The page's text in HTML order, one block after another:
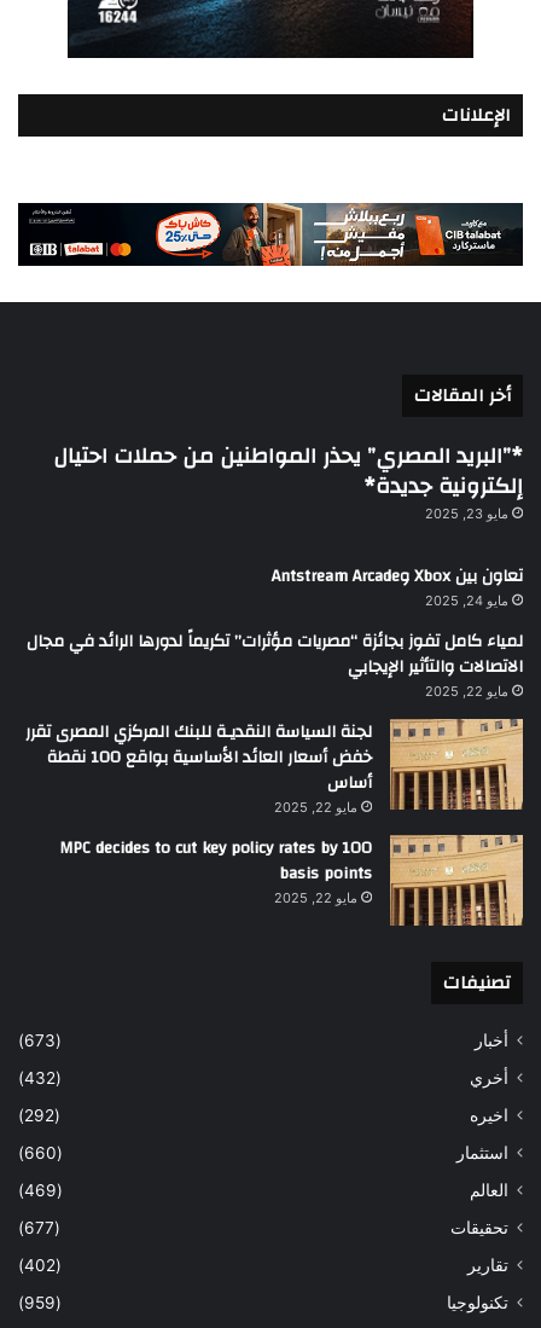
الإعلانات
أخر المقالات
*”البريد المصري” يحذر المواطنين من حملات احتيال
إلكترونية جديدة*
مايو 23, 2025
تعاون بين Xbox وAntstream Arcade
مايو 24, 2025
لمياء كامل تفوز بجائزة “مصريات مؤثرات” تكريماً لدورها الرائد في مجال
الاتصالات والتأثير الإيجابي
مايو 22, 2025
لجنة السياسة النقديـة للبنك المركزي المصرى تقرر
خفض أسعار العائد الأساسية بواقع 100 نقطة
أساس
مايو 22, 2025
MPC decides to cut key policy rates by 100
basis points
مايو 22, 2025
تصنيفات
أخبار
(673)
أخري
(432)
اخيره
(292)
استثمار
(660)
العالم
(469)
تحقيقات
(677)
تقارير
(402)
تكنولوجيا
(959)